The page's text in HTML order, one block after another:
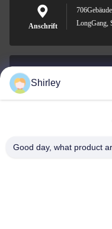
Anschrift
LongGang,
E-Mail-Adresse
0086-
Shirley
Good day, what product